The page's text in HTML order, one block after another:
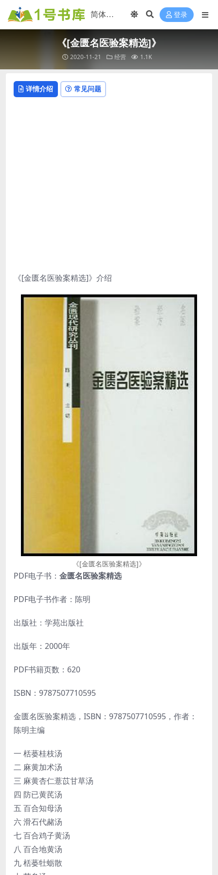
登录
《[金匮名医验案精选]》
2020-11-21 经营 1.1K
详情介绍 常见问题
《[金匮名医验案精选]》介绍
《[金匮名医验案精选]》
PDF电子书： 金匮名医验案精选
PDF电子书作者：陈明
出版社：学苑出版社
出版年：2000年
PDF书籍页数：620
ISBN：9787507710595
金匮名医验案精选，ISBN：9787507710595，作者：
陈明主编
一 栝蒌桂枝汤
二 麻黄加术汤
三 麻黄杏仁薏苡甘草汤
四 防已黄芪汤
五 百合知母汤
六 滑石代赭汤
七 百合鸡子黄汤
八 百合地黄汤
九 栝蒌牡蛎散